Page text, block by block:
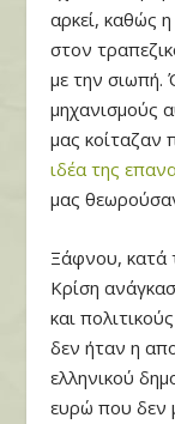
αρκεί, καθώς
στον
με την σιωπή.
μηχανισμούς
μας
ιδέα της
μας
Ξάφνου, κατά
Κρίση
και
δεν ήταν η
ελληνικού
ευρώ που δεν